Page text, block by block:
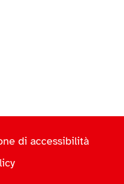
di accessibilità